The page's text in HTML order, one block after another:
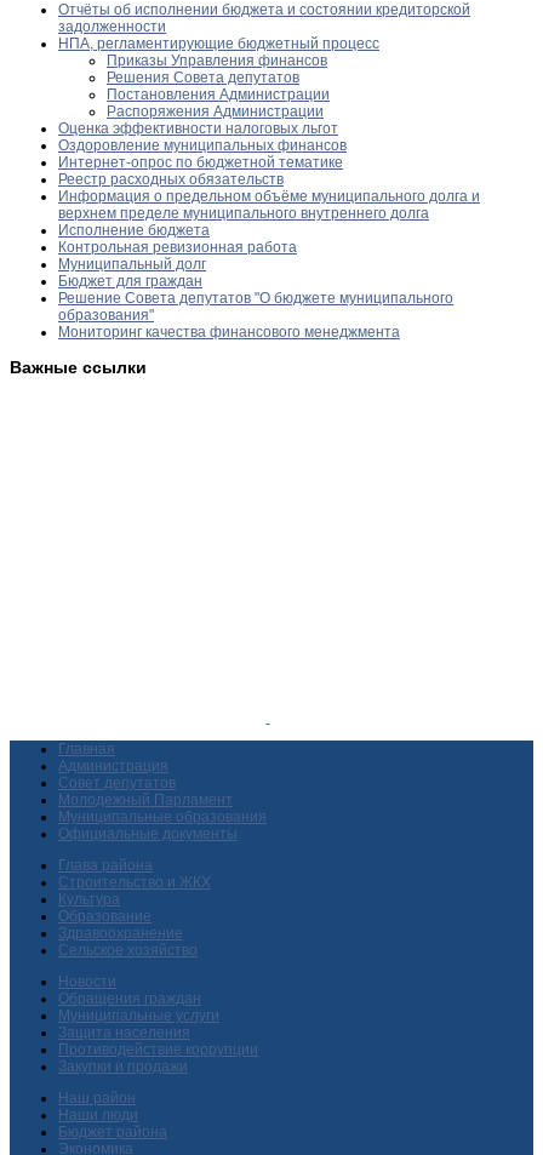
Отчёты об исполнении бюджета и состоянии кредиторской
задолженности
НПА, регламентирующие бюджетный процесс
Приказы Управления финансов
Решения Совета депутатов
Постановления Администрации
Распоряжения Администрации
Оценка эффективности налоговых льгот
Оздоровление муниципальных финансов
Интернет-опрос по бюджетной тематике
Реестр расходных обязательств
Информация о предельном объёме муниципального долга и
верхнем пределе муниципального внутреннего долга
Исполнение бюджета
Контрольная ревизионная работа
Муниципальный долг
Бюджет для граждан
Решение Совета депутатов "О бюджете муниципального
образования"
Мониторинг качества финансового менеджмента
Важные ссылки
Главная
Администрация
Совет депутатов
Молодежный Парламент
Муниципальные образования
Официальные документы
Глава района
Строительство и ЖКХ
Культура
Образование
Здравоохранение
Сельское хозяйство
Новости
Обращения граждан
Муниципальные услуги
Защита населения
Противодействие коррупции
Закупки и продажи
Наш район
Наши люди
Бюджет района
Экономика